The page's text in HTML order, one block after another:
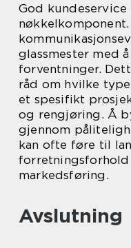
God kundeservice
glassmester med
forventninger.
råd om hvilke
et spesifikt
og rengjøring. Å
gjennom
kan ofte føre til
markedsføring.
Avslutning